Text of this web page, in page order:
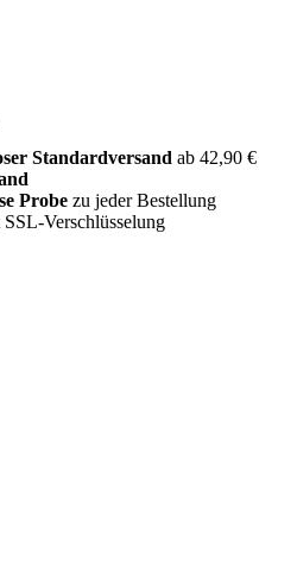
Standardversand ab 42,90 €
Probe zu jeder Bestellung
Verschlüsselung